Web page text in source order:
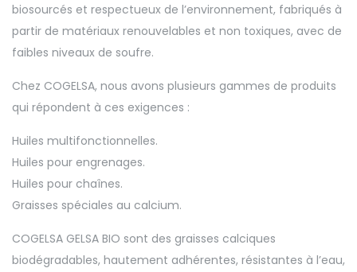
biosourcés et respectueux de l’environnement, fabriqués à
partir de matériaux renouvelables et non toxiques, avec de
faibles niveaux de soufre.
Chez COGELSA, nous avons plusieurs gammes de produits
qui répondent à ces exigences :
Huiles multifonctionnelles.
Huiles pour engrenages.
Huiles pour chaînes.
Graisses spéciales au calcium.
COGELSA GELSA BIO sont des graisses calciques
biodégradables, hautement adhérentes, résistantes à l’eau,